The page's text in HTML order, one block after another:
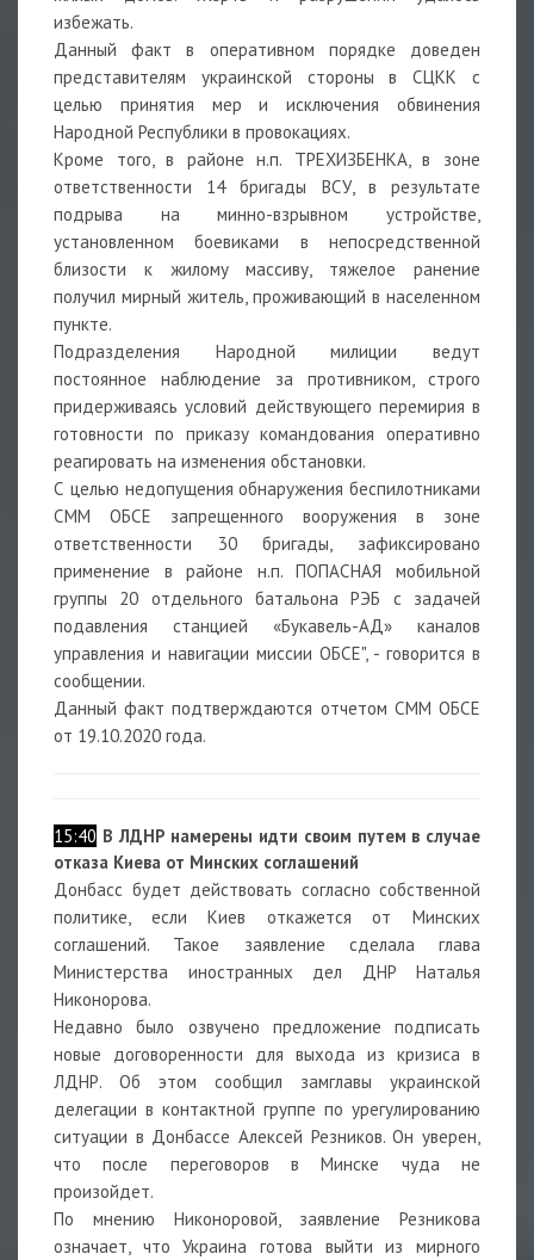
избежать.
Данный факт в оперативном порядке доведен
представителям украинской стороны в СЦКК с
целью принятия мер и исключения обвинения
Народной Республики в провокациях.
Кроме того, в районе н.п. ТРЕХИЗБЕНКА, в зоне
ответственности 14 бригады ВСУ, в результате
подрыва на минно-взрывном устройстве,
установленном боевиками в непосредственной
близости к жилому массиву, тяжелое ранение
получил мирный житель, проживающий в населенном
пункте.
Подразделения Народной милиции ведут
постоянное наблюдение за противником, строго
придерживаясь условий действующего перемирия в
готовности по приказу командования оперативно
реагировать на изменения обстановки.
С целью недопущения обнаружения беспилотниками
СММ ОБСЕ запрещенного вооружения в зоне
ответственности 30 бригады, зафиксировано
применение в районе н.п. ПОПАСНАЯ мобильной
группы 20 отдельного батальона РЭБ с задачей
подавления станцией «Букавель-АД» каналов
управления и навигации миссии ОБСЕ", - говорится в
сообщении.
Данный факт подтверждаются отчетом СММ ОБСЕ
от 19.10.2020 года.
15:40 В ЛДНР намерены идти своим путем в случае
отказа Киева от Минских соглашений
Донбасс будет действовать согласно собственной
политике, если Киев откажется от Минских
соглашений. Такое заявление сделала глава
Министерства иностранных дел ДНР Наталья
Никонорова.
Недавно было озвучено предложение подписать
новые договоренности для выхода из кризиса в
ЛДНР. Об этом сообщил замглавы украинской
делегации в контактной группе по урегулированию
ситуации в Донбассе Алексей Резников. Он уверен,
что после переговоров в Минске чуда не
произойдет.
По мнению Никоноровой, заявление Резникова
означает, что Украина готова выйти из мирного